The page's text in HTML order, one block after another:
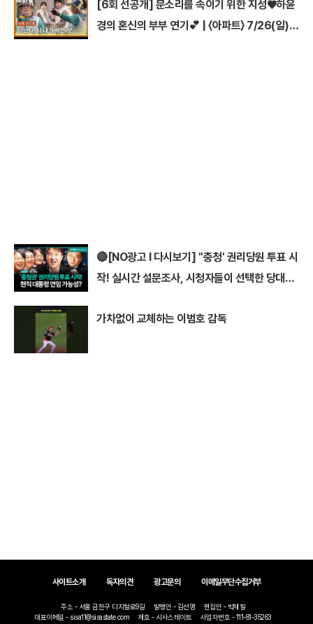
[6회 선공개] 문소리를 속이기 위한 지성♥하윤
경의 혼신의 부부 연기💕 | 〈아파트〉 7/26(일)
🔴[NO광고 I 다시보기] ''충청' 권리당원 투표 시
작! 실시간 설문조사, 시청자들이 선택한 당대표
가차없이 교체하는 이범호 감독
사이트소개 독자의견 광고문의 이메일무단수집거부
주소 - 서울 금천구 디지털로9길 발행인 - 김선명
편집인 - 박재필
대표이메일 - sisa11@sisastate.com
제호 - 시사스테이트
사업자번호 - 111-81-35263